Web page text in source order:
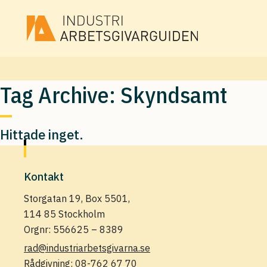
Tag Archive: Skyndsamt
Hittade inget.
Kontakt
Storgatan 19, Box 5501,
114 85 Stockholm
Orgnr: 556625 – 8389
rad@industriarbetsgivarna.se
Rådgivning: 08-762 67 70